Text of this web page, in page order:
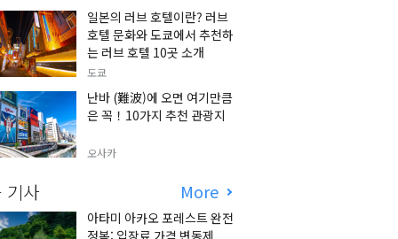
일본의 러브 호텔이란? 러브
호텔 문화와 도쿄에서 추천하
는 러브 호텔 10곳 소개
도쿄
난바 (難波)에 오면 여기만큼
은 꼭！10가지 추천 관광지
오사카
기사 More
아타미 아카오 포레스트 완전
정복: 입장료 가격 변동제,